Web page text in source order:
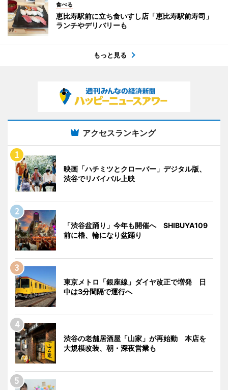
食べる
恵比寿駅前に立ち食いすし店「恵比寿駅前寿司」
ランチやデリバリーも
もっと見る
アクセスランキング
映画「ハチミツとクローバー」デジタル版、
渋谷でリバイバル上映
「渋谷盆踊り」今年も開催へ SHIBUYA109
前に櫓、輪になり盆踊り
東京メトロ「銀座線」ダイヤ改正で増発 日
中は3分間隔で運行へ
渋谷の老舗居酒屋「山家」が再始動 本店を
大規模改装、朝・深夜営業も